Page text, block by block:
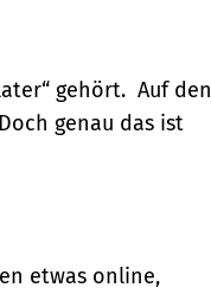
gehört. Auf den
genau das ist
etwas online,